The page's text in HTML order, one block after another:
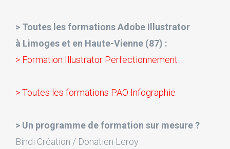
> Toutes les formations Adobe Illustrator
à Limoges et en Haute-Vienne (87) :
> Formation Illustrator Perfectionnement
> Toutes les formations PAO Infographie
> Un programme de formation sur mesure ?
Bindi Création / Donatien Leroy